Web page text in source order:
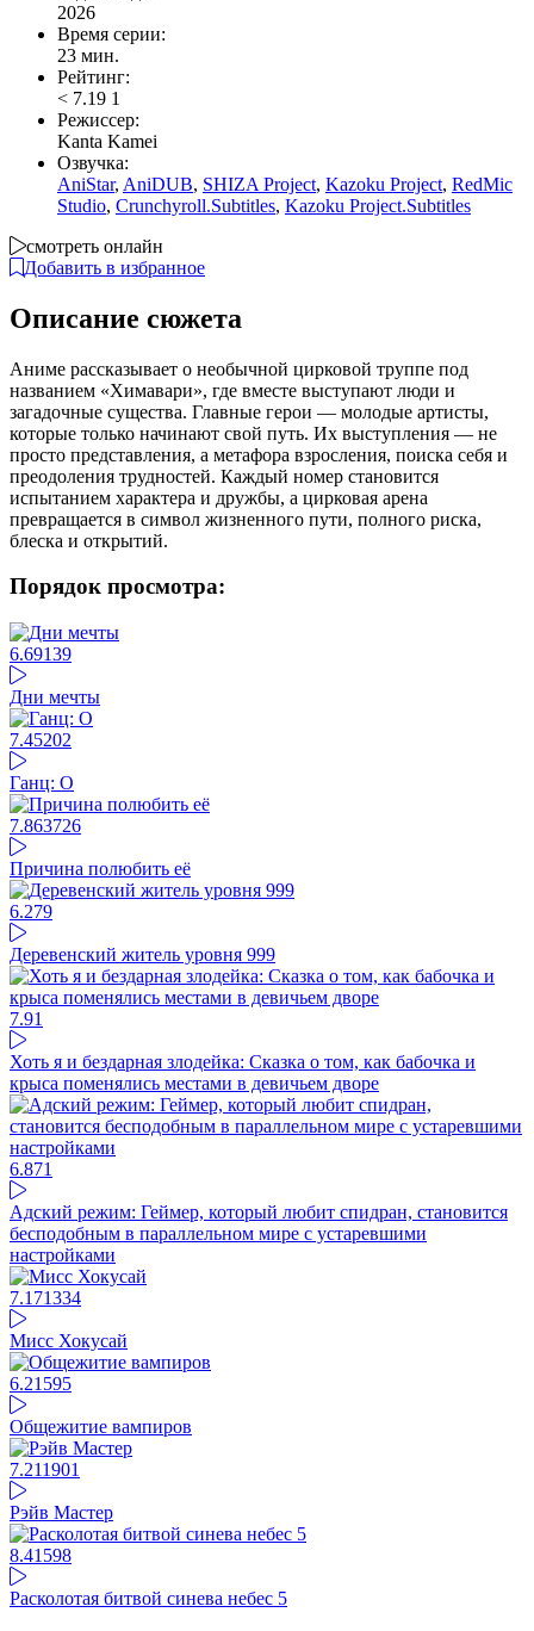
2026
Время серии:
23 мин.
Рейтинг:
< 7.19 1
Режиссер:
Kanta Kamei
Озвучка:
AniStar, AniDUB, SHIZA Project, Kazoku Project, RedMic
Studio, Crunchyroll.Subtitles, Kazoku Project.Subtitles
смотреть онлайн
Добавить в избранное
Описание сюжета
Аниме рассказывает о необычной цирковой труппе под
названием «Химавари», где вместе выступают люди и
загадочные существа. Главные герои — молодые артисты,
которые только начинают свой путь. Их выступления — не
просто представления, а метафора взросления, поиска себя и
преодоления трудностей. Каждый номер становится
испытанием характера и дружбы, а цирковая арена
превращается в символ жизненного пути, полного риска,
блеска и открытий.
Порядок просмотра:
6.69139
Дни мечты
7.45202
Ганц: О
7.863726
Причина полюбить её
6.279
Деревенский житель уровня 999
7.91
Хоть я и бездарная злодейка: Сказка о том, как бабочка и
крыса поменялись местами в девичьем дворе
6.871
Адский режим: Геймер, который любит спидран, становится
бесподобным в параллельном мире с устаревшими
настройками
7.171334
Мисс Хокусай
6.21 595
Общежитие вампиров
7.211901
Рэйв Мастер
8.41 598
Расколотая битвой синева небес 5